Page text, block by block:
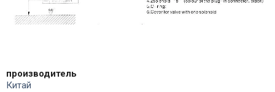
производитель
Китай